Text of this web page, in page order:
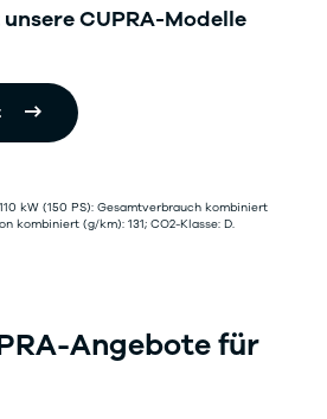
CUPRA-Modelle
kW (150 PS): Gesamtverbrauch kombiniert
kombiniert (g/km): 131; CO2-Klasse: D.
Angebote für